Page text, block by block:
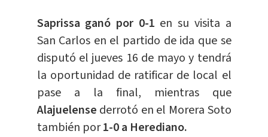
Saprissa ganó por 0-1 en su visita a
San Carlos en el partido de ida que se
disputó el jueves 16 de mayo y tendrá
la oportunidad de ratificar de local el
pase a la final, mientras que
Alajuelense derrotó en el Morera Soto
también por1-0 a Herediano.